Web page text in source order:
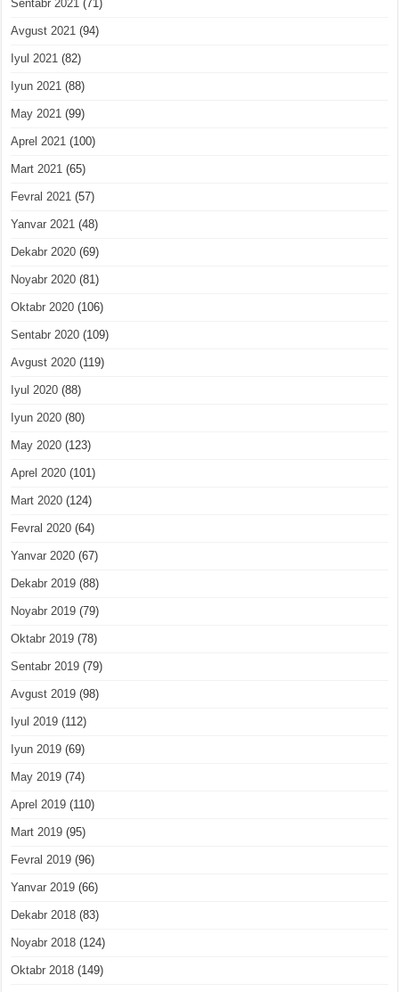
Sentabr 2021 (71)
Avgust 2021 (94)
Iyul 2021 (82)
Iyun 2021 (88)
May 2021 (99)
Aprel 2021 (100)
Mart 2021 (65)
Fevral 2021 (57)
Yanvar 2021 (48)
Dekabr 2020 (69)
Noyabr 2020 (81)
Oktabr 2020 (106)
Sentabr 2020 (109)
Avgust 2020 (119)
Iyul 2020 (88)
Iyun 2020 (80)
May 2020 (123)
Aprel 2020 (101)
Mart 2020 (124)
Fevral 2020 (64)
Yanvar 2020 (67)
Dekabr 2019 (88)
Noyabr 2019 (79)
Oktabr 2019 (78)
Sentabr 2019 (79)
Avgust 2019 (98)
Iyul 2019 (112)
Iyun 2019 (69)
May 2019 (74)
Aprel 2019 (110)
Mart 2019 (95)
Fevral 2019 (96)
Yanvar 2019 (66)
Dekabr 2018 (83)
Noyabr 2018 (124)
Oktabr 2018 (149)